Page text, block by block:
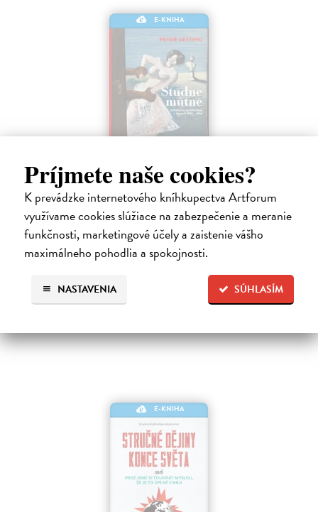
Príjmete naše cookies?
K prevádzke internetového kníhkupectva Artforum
využívame cookies slúžiace na zabezpečenie a meranie
funkčnosti, marketingové účely a zaistenie vášho
maximálneho pohodlia a spokojnosti.
SÚHLASÍM
NASTAVENIA
E-KNIHA
Studne mútne
Getting Peter| Elektronická kniha
Sú ikonickými postavami našej kultúry. Postavili im sochy a
pomenovali po nich ulice, majú svoje nespochybniteľné miesto v
lexikónoch literatúry aj učebniciach, slovenské moderné umenie sa
bez nich nedá…
PDF
14,90 €
E-KNIHA